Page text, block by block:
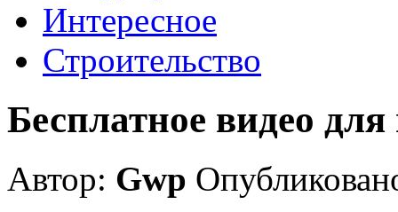
Интересное
Строительство
Бесплатное видео
Автор: Gwp